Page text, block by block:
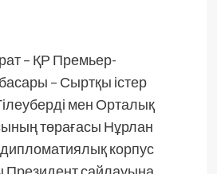
– ҚР Премьер-
– Сыртқы істер
мен Орталық
төрағасы Нұрлан
корпус